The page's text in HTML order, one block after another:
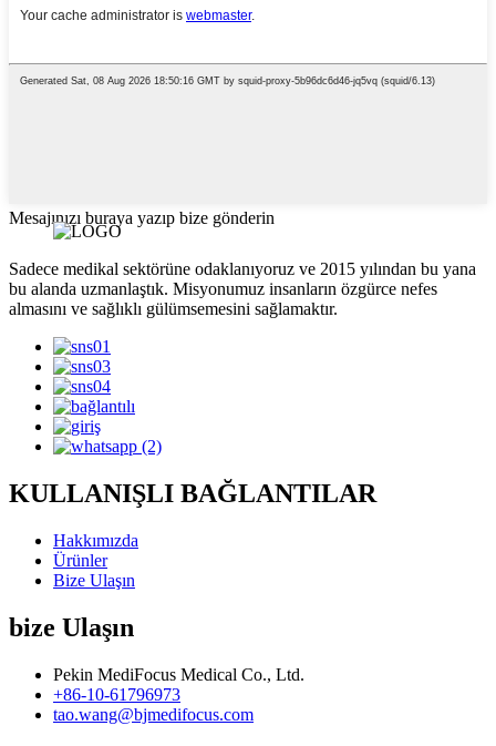
Mesajınızı buraya yazıp bize gönderin
Sadece medikal sektörüne odaklanıyoruz ve 2015 yılından bu yana
bu alanda uzmanlaştık. Misyonumuz insanların özgürce nefes
almasını ve sağlıklı gülümsemesini sağlamaktır.
KULLANIŞLI BAĞLANTILAR
Hakkımızda
Ürünler
Bize Ulaşın
bize Ulaşın
Pekin MediFocus Medical Co., Ltd.
+86-10-61796973
tao.wang@bjmedifocus.com